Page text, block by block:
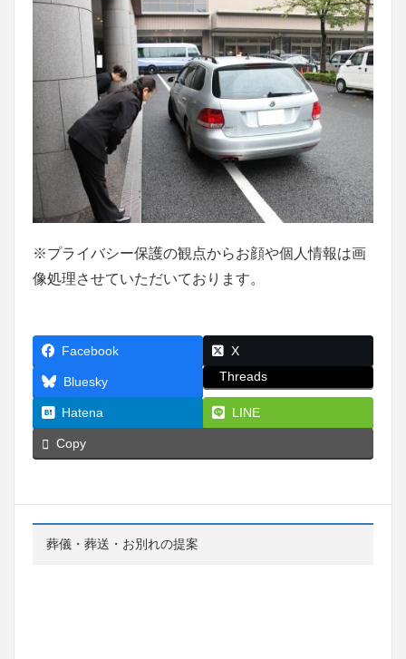
※プライバシー保護の観点からお顔や個人情報は画
像処理させていただいております。
Facebook X
Bluesky Threads
Hatena LINE
Copy
葬儀・葬送・お別れの提案